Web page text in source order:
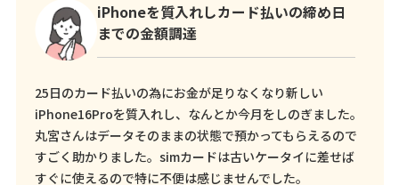
iPhoneを質入れしカード払いの締め日
までの金額調達
25日のカード払いの為にお金が足りなくなり新しい
iPhone16Proを質入れし、なんとか今月をしのぎました。
丸宮さんはデータそのままの状態で預かってもらえるので
すごく助かりました。simカードは古いケータイに差せば
すぐに使えるので特に不便は感じませんでした。